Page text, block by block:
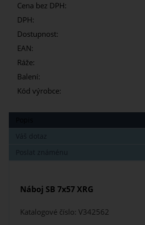
Cena bez DPH:
DPH:
Dostupnost:
EAN:
Ráže:
Balení:
Kód výrobce:
Váš dotaz
Poslat známénu
Náboj SB 7x57 XRG
Katalogové číslo: V342562